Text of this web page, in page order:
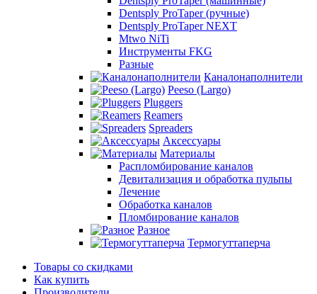
Dentsply ProTaper (ручные)
Dentsply ProTaper NEXT
Mtwo NiTi
Инструменты FKG
Разные
Каналонаполнители
Peeso (Largo)
Pluggers
Reamers
Spreaders
Аксессуары
Материалы
Распломбирование каналов
Девитализация и обработка пульпы
Лечение
Обработка каналов
Пломбирование каналов
Разное
Термогуттаперча
Товары со скидками
Как купить